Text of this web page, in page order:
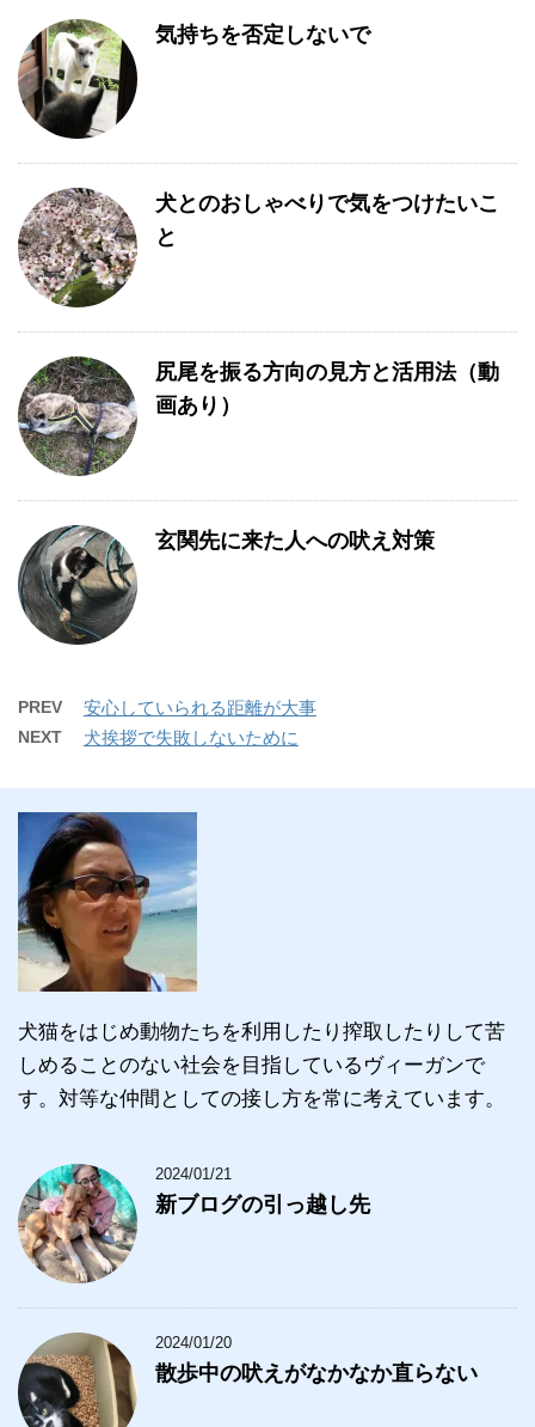
気持ちを否定しないで
犬とのおしゃべりで気をつけたいこ
と
尻尾を振る方向の見方と活用法（動
画あり）
玄関先に来た人への吠え対策
PREV 安心していられる距離が大事
NEXT 犬挨拶で失敗しないために
犬猫をはじめ動物たちを利用したり搾取したりして苦
しめることのない社会を目指しているヴィーガンで
す。対等な仲間としての接し方を常に考えています。
2024/01/21
新ブログの引っ越し先
2024/01/20
散歩中の吠えがなかなか直らない